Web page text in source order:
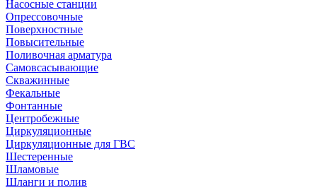
Насосные станции
Опрессовочные
Поверхностные
Повысительные
Поливочная арматура
Самовсасывающие
Скважинные
Фекальные
Фонтанные
Центробежные
Циркуляционные
Циркуляционные для ГВС
Шестеренные
Шламовые
Шланги и полив